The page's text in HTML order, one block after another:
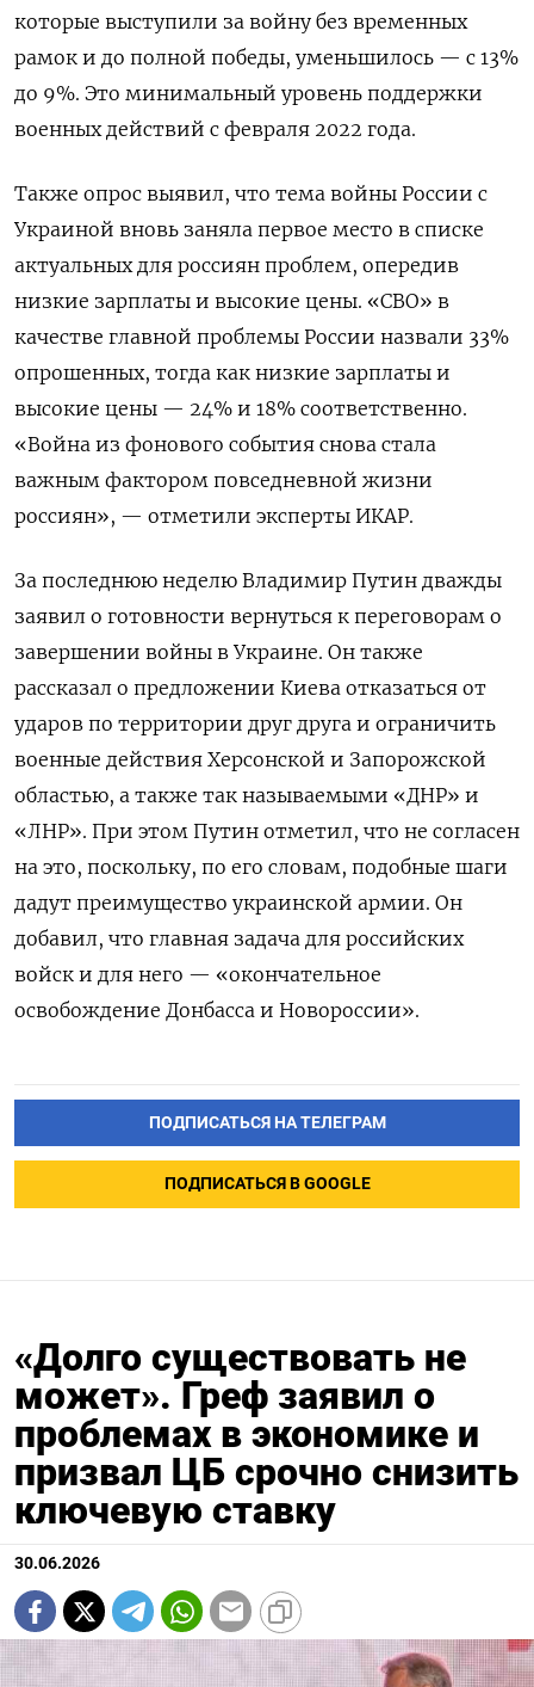
которые выступили за войну без временных
рамок и до полной победы, уменьшилось — с 13%
до 9%. Это минимальный уровень поддержки
военных действий с февраля 2022 года.
Также опрос выявил, что тема войны России с
Украиной вновь заняла первое место в списке
актуальных для россиян проблем, опередив
низкие зарплаты и высокие цены. «СВО» в
качестве главной проблемы России назвали 33%
опрошенных, тогда как низкие зарплаты и
высокие цены — 24% и 18% соответственно.
«Война из фонового события снова стала
важным фактором повседневной жизни
россиян», — отметили эксперты ИКАР.
За последнюю неделю Владимир Путин дважды
заявил о готовности вернуться к переговорам о
завершении войны в Украине. Он также
рассказал о предложении Киева отказаться от
ударов по территории друг друга и ограничить
военные действия Херсонской и Запорожской
областью, а также так называемыми «ДНР» и
«ЛНР». При этом Путин отметил, что не согласен
на это, поскольку, по его словам, подобные шаги
дадут преимущество украинской армии. Он
добавил, что главная задача для российских
войск и для него — «окончательное
освобождение Донбасса и Новороссии».
ПОДПИСАТЬСЯ НА ТЕЛЕГРАМ
ПОДПИСАТЬСЯ В GOOGLE
«Долго существовать не
может». Греф заявил о
проблемах в экономике и
призвал ЦБ срочно снизить
ключевую ставку
30.06.2026